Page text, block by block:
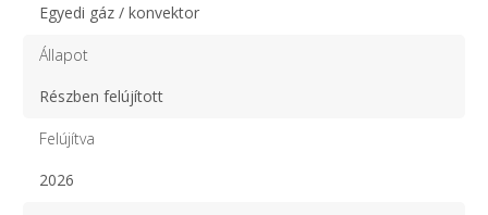
Egyedi gáz / konvektor
Állapot
Részben felújított
Felújítva
2026